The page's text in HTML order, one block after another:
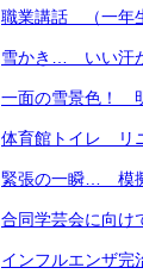
職業講話 （一
雪かき… いい汗
一面の雪景色！
体育館トイレ リ
緊張の一瞬… 模
合同学芸会に向
インフルエンザ完